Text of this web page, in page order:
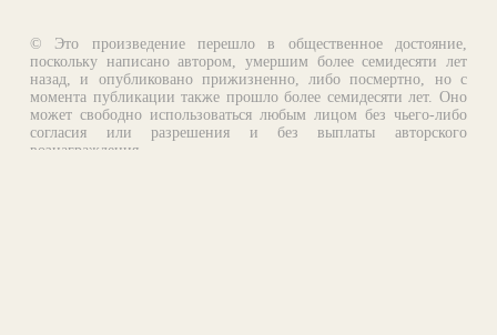
© Это произведение перешло в общественное достояние,
поскольку написано автором, умершим более семидесяти лет
назад, и опубликовано прижизненно, либо посмертно, но с
момента публикации также прошло более семидесяти лет. Оно
может свободно использоваться любым лицом без чьего-либо
согласия или разрешения и без выплаты авторского
вознаграждения.